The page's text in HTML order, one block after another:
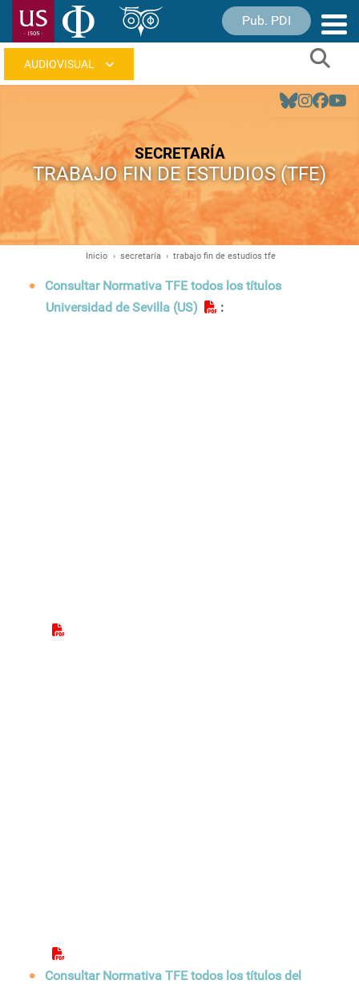
Pasar
Pub. PDI
SECRETARÍA
TRABAJO FIN DE ESTUDIOS (TFE)
navegación
Inicio secretaria trabajo fin de estudios tfe
Consultar Normativa TFE todos los títulos
Universidad de Sevilla (US)
:
Consultar Normativa TFE todos los títulos del